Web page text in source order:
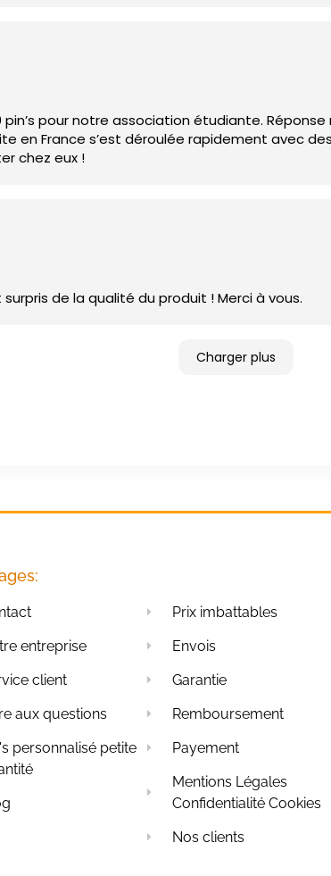
pour notre association étudiante.
en France s’est déroulée rapidement avec
chez eux !
de la qualité du produit ! Merci à vous.
Charger plus
entreprise
client
aux questions
personnalisé petite
Prix imbattables
Envois
Garantie
Remboursement
Payement
Mentions Légales
Confidentialité Cookies
Nos clients